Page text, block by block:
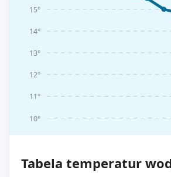
10°
11°
12°
13°
14°
15°
Tabela temperatur